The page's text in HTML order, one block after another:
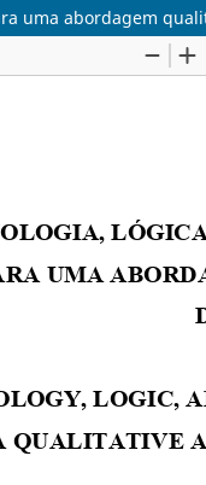
uma abordagem